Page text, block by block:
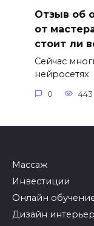
Отзыв об
от
стоит ли
Сейчас
нейросетях
0 443
Массаж
Инвестиции
Онлайн
Дизайн